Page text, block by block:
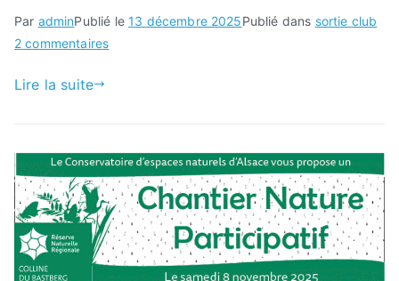
Par adminPublié le13 décembre 2025Publié dans sortie club
2 commentairessur
Hohneck
Lire la suite